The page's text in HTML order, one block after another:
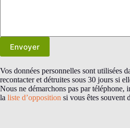
Vos données personnelles sont utilisées
recontacter et détruites sous 30 jours si
Nous ne démarchons pas par téléphone,
la liste d’opposition si vous êtes souvent